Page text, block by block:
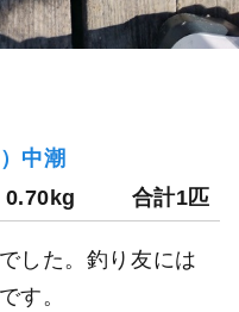
中潮
0.70kg 合計1匹
した。釣り友には
す。